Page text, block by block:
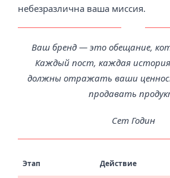
небезразлична ваша миссия.
Ваш бренд — это обещание,
Каждый пост, каждая
должны отражать ваши
продавать
Сет Годин
Этап Действие